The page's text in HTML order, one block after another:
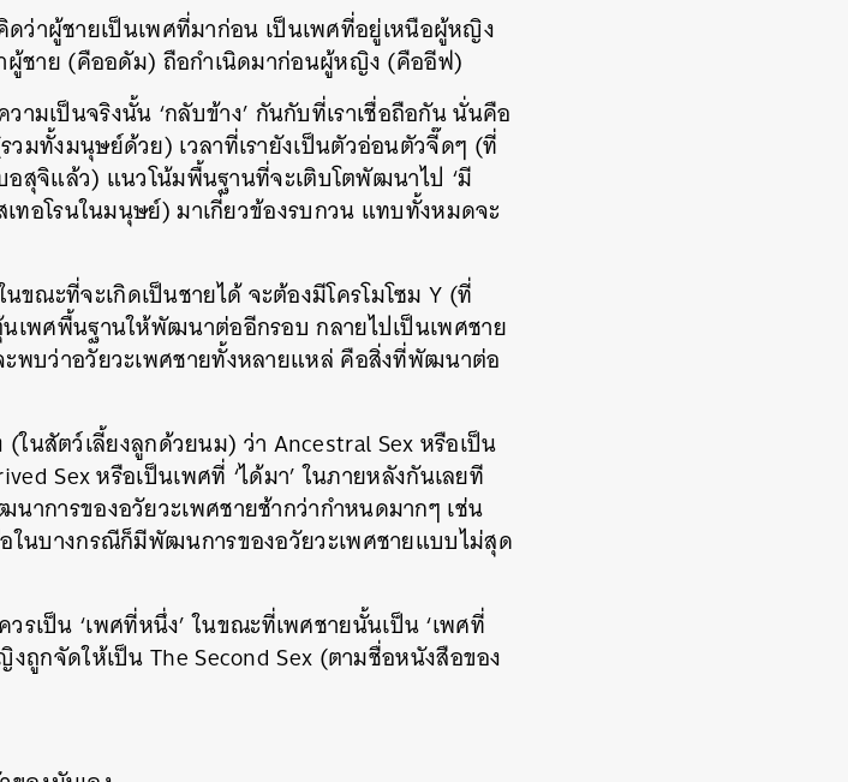
ว่าผู้ชายเป็นเพศที่มาก่อน เป็นเพศที่อยู่เหนือผู้หญิง
าผู้ชาย (คืออดัม) ถือกำเนิดมาก่อนผู้หญิง (คืออีฟ)
มเป็นจริงนั้น ‘กลับข้าง’ กันกับที่เราเชื่อถือกัน นั่นคือ
มทั้งมนุษย์ด้วย) เวลาที่เรายังเป็นตัวอ่อนตัวจี๊ดๆ (ที่
อสุจิแล้ว) แนวโน้มพื้นฐานที่จะเติบโตพัฒนาไป ‘มี
ทอโรนในมนุษย์) มาเกี่ยวข้องรบกวน แทบทั้งหมดจะ
ขณะที่จะเกิดเป็นชายได้ จะต้องมีโครโมโซม Y (ที่
นเพศพื้นฐานให้พัฒนาต่ออีกรอบ กลายไปเป็นเพศชาย
ะพบว่าอวัยวะเพศชายทั้งหลายแหล่ คือสิ่งที่พัฒนาต่อ
นสัตว์เลี้ยงลูกด้วยนม) ว่า Ancestral Sex หรือเป็น
Sex หรือเป็นเพศที่ ‘ได้มา’ ในภายหลังกันเลยที
าการของอวัยวะเพศชายช้ากว่ากำหนดมากๆ เช่น
ในบางกรณีก็มีพัฒนการของอวัยวะเพศชายแบบไม่สุด
เป็น ‘เพศที่หนึ่ง’ ในขณะที่เพศชายนั้นเป็น ‘เพศที่
ถูกจัดให้เป็น The Second Sex (ตามชื่อหนังสือของ